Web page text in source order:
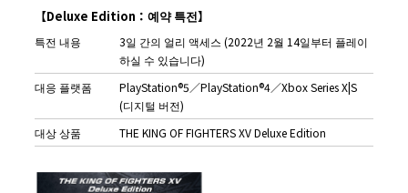
【Deluxe Edition ： 예약 특전】
특전 내용
3일 간의 얼리 액세스 (2022년 2월 14일부터 플레이
하실 수 있습니다)
대응 플랫폼
PlayStation®5／PlayStation®4／Xbox Series X|S
(디지털 버전)
대상 상품
THE KING OF FIGHTERS XV Deluxe Edition